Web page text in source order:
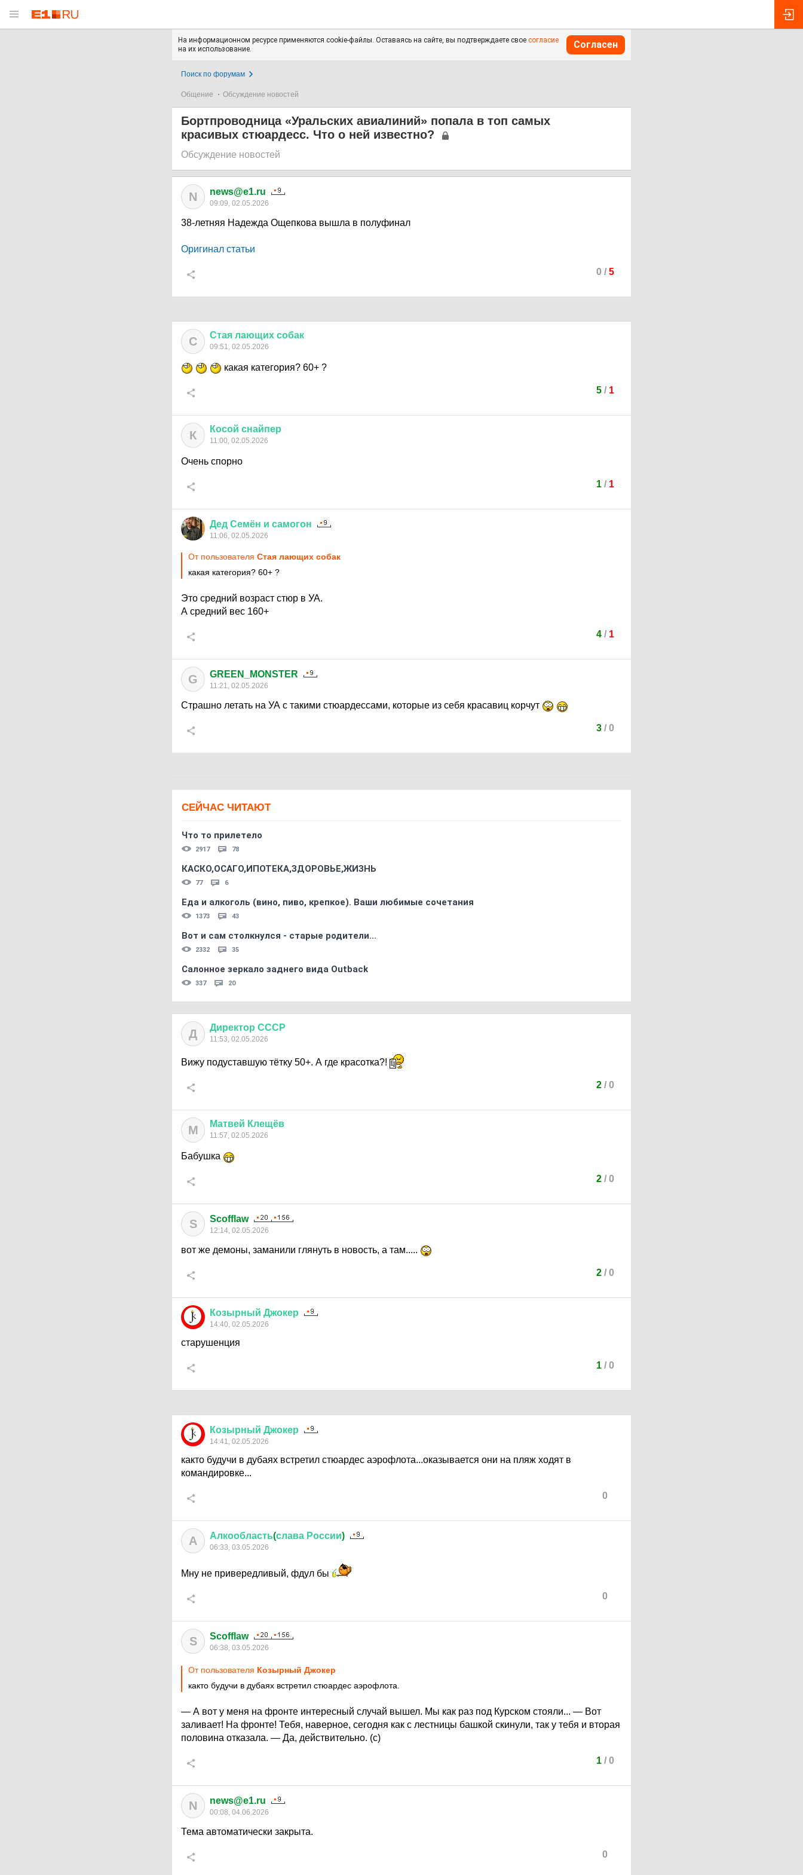
На информационном ресурсе применяются cookie-файлы. Оставаясь на сайте, вы подтверждаете свое согласие
на их использование.
Согласен
Поиск по форумам
Общение Обсуждение новостей
Бортпроводница «Уральских авиалиний» попала в топ самых
красивых стюардесс. Что о ней известно?
Обсуждение новостей
N news@e1.ru
09:09, 02.05.2026
38-летняя Надежда Ощепкова вышла в полуфинал
Оригинал статьи
0 / 5
С Стая лающих собак
09:51, 02.05.2026
какая категория? 60+ ?
5/ 1
К Косой снайпер
11:00, 02.05.2026
Очень спорно
1/ 1
Дед Семён и самогон
11:06, 02.05.2026
От пользователя Стая лающих собак
какая категория? 60+ ?
Это средний возраст стюр в УА.
А средний вес 160+
4/ 1
G GREEN_MONSTER
11:21, 02.05.2026
Страшно летать на УА с такими стюардессами, которые из себя красавиц корчут
3/ 0
СЕЙЧАС ЧИТАЮТ
Что то прилетело
2917 78
КАСКО,ОСАГО,ИПОТЕКА,ЗДОРОВЬЕ,ЖИЗНЬ
77 6
Еда и алкоголь (вино, пиво, крепкое). Ваши любимые сочетания
1373 43
Вот и сам столкнулся - старые родители...
2332 35
Салонное зеркало заднего вида Outback
337 20
Д Директор СССР
11:53, 02.05.2026
Вижу подуставшую тётку 50+. А где красотка?!
2/ 0
М Матвей Клещёв
11:57, 02.05.2026
Бабушка
2/ 0
S Scofflaw
12:14, 02.05.2026
вот же демоны, заманили глянуть в новость, а там.....
2/ 0
Козырный Джокер
14:40, 02.05.2026
старушенция
1/ 0
Козырный Джокер
14:41, 02.05.2026
както будучи в дубаях встретил стюардес аэрофлота...оказывается они на пляж ходят в
командировке...
0
А Алкообласть(слава России)
06:33, 03.05.2026
Мну не привередливый, фдул бы
0
S Scofflaw
06:38, 03.05.2026
От пользователя Козырный Джокер
както будучи в дубаях встретил стюардес аэрофлота.
— А вот у меня на фронте интересный случай вышел. Мы как раз под Курском стояли... — Вот
заливает! На фронте! Тебя, наверное, сегодня как с лестницы башкой скинули, так у тебя и вторая
половина отказала. — Да, действительно. (с)
1/ 0
N news@e1.ru
00:08, 04.06.2026
Тема автоматически закрыта.
0